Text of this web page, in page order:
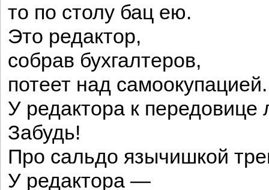
то по столу бац ею.
Это редактор,
собрав бухгалтеров,
потеет над самоокупацией.
У редактора к передовице
Забудь!
Про сальдо язычишкой
У редактора —